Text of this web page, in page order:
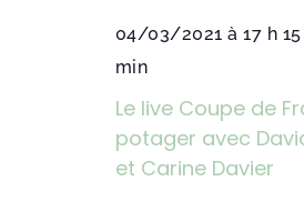
04/03/2021 à 17 h
min
Le live Coupe de
potager avec
et Carine Davier